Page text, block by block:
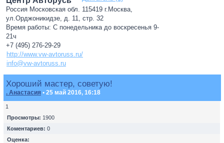
Россия Московская обл. 115419 г.Москва,
ул.Орджоникидзе, д. 11, стр. 32
Время работы: С понедельника до воскресенья 9-
21ч
+7 (495) 276-29-29
http://www.vw-avtoruss.ru/
info@vw-avtoruss.ru
Хороший мастер, советую!
. Анастасия • 25 май 2016, 16:18
1
Просмотры: 1900
Коментариев: 0
Оценка: